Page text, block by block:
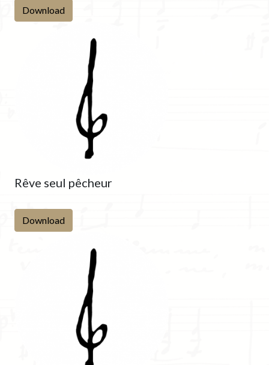
Download
Rêve seul pêcheur
Download